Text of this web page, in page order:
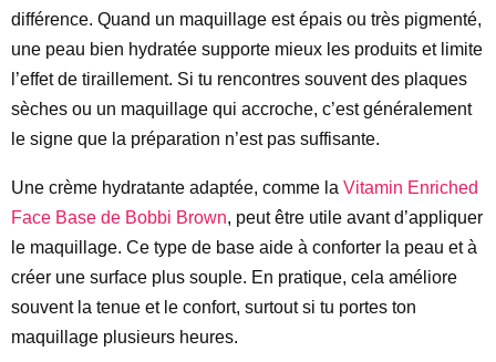
différence. Quand un maquillage est épais ou très pigmenté,
une peau bien hydratée supporte mieux les produits et limite
l’effet de tiraillement. Si tu rencontres souvent des plaques
sèches ou un maquillage qui accroche, c’est généralement
le signe que la préparation n’est pas suffisante.
Une crème hydratante adaptée, comme la Vitamin Enriched
Face Base de Bobbi Brown, peut être utile avant d’appliquer
le maquillage. Ce type de base aide à conforter la peau et à
créer une surface plus souple. En pratique, cela améliore
souvent la tenue et le confort, surtout si tu portes ton
maquillage plusieurs heures.